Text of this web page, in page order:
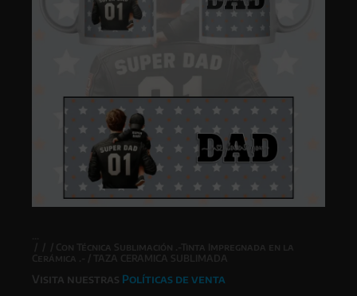
/ TAZA CERAMICA SUBLIMADA
Visita nuestras Políticas de venta